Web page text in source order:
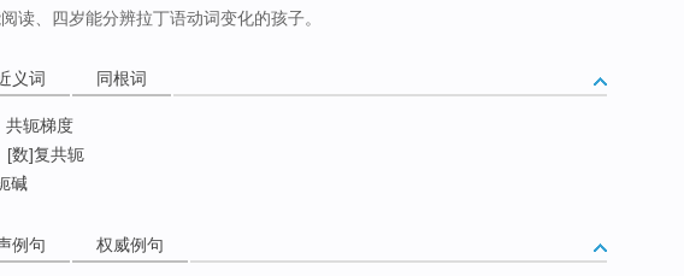
阅读、四岁能分辨拉丁语动词变化的孩子。
义词 同根词
共轭梯度
[数]复共轭
碱
例句 权威例句